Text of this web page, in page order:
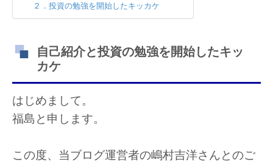
２．投資の勉強を開始したキッカケ
自己紹介と投資の勉強を開始したキッ
カケ
はじめまして。
福島と申します。
この度、当ブログ運営者の嶋村吉洋さんとのご